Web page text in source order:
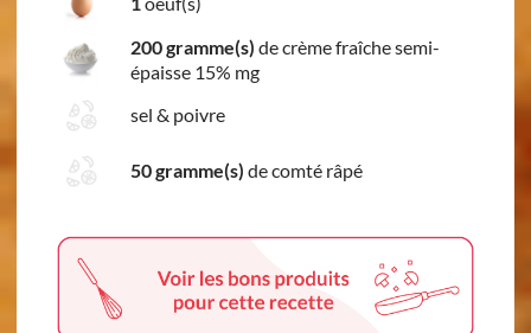
200 gramme(s) de crème fraîche semi-
épaisse 15% mg
sel & poivre
50 gramme(s) de comté râpé